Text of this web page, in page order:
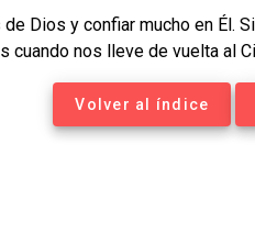
Dios y confiar mucho en Él.
cuando nos lleve de vuelta al
Volver al índice